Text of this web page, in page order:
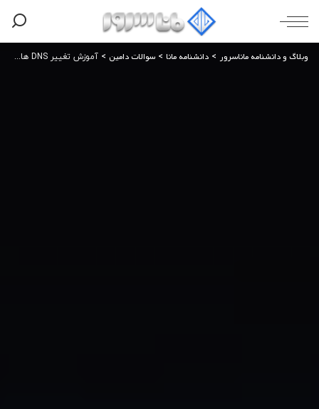
وبلاگ و دانشنامه ماناسرور > دانشنامه مانا > سوالات دامین > آموزش تغییر DNS های دامنه در ایرنیک